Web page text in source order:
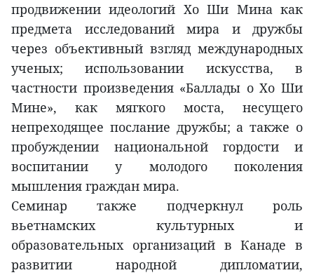
продвижении идеологий Хо Ши Мина как
предмета исследований мира и дружбы
через объективный взгляд международных
ученых; использовании искусства, в
частности произведения «Баллады о Хо Ши
Мине», как мягкого моста, несущего
непреходящее послание дружбы; а также о
пробуждении национальной гордости и
воспитании у молодого поколения
мышления граждан мира.
Семинар также подчеркнул роль
вьетнамских культурных и
образовательных организаций в Канаде в
развитии народной дипломатии,